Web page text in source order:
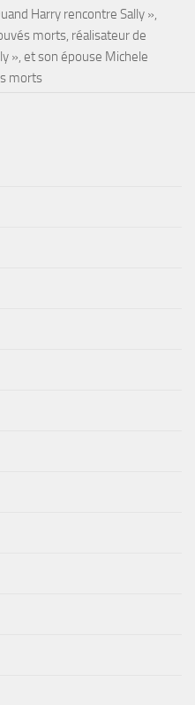
Harry rencontre Sally »,
morts, réalisateur de
», et son épouse Michele
morts